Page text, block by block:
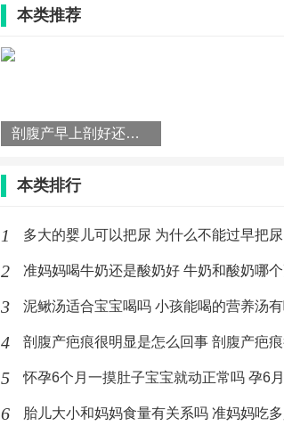
九个月小孩扶着东西站
本类推荐
剖腹产早上剖好还是下午剖好 剖腹产一天中什么时间最好
本类排行
1 多大的婴儿可以把尿 为什么不能过早把尿
2 准妈妈喝牛奶还是酸奶好 牛奶和酸奶哪
3 泥鳅汤适合宝宝喝吗 小孩能喝的营养汤
4 剖腹产疤痕很明显是怎么回事 剖腹产疤
5 怀孕6个月一摸肚子宝宝就动正常吗 孕6
6 胎儿大小和妈妈食量有关系吗 准妈妈吃